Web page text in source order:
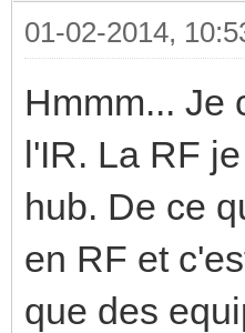
01-02-2014,
Hmmm... Je
l'IR. La RF
hub. De ce
en RF et
que des